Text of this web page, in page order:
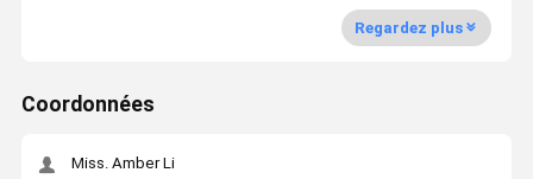
Regardez plus
Coordonnées
Miss. Amber Li